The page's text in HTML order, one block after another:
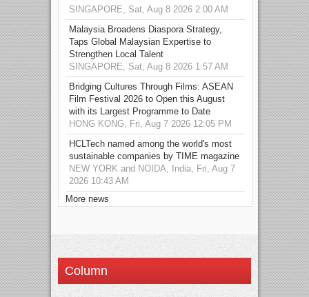
SINGAPORE, Sat, Aug 8 2026 2:00 AM
Malaysia Broadens Diaspora Strategy,
Taps Global Malaysian Expertise to
Strengthen Local Talent
SINGAPORE, Sat, Aug 8 2026 1:57 AM
Bridging Cultures Through Films: ASEAN
Film Festival 2026 to Open this August
with its Largest Programme to Date
HONG KONG, Fri, Aug 7 2026 12:05 PM
HCLTech named among the world's most
sustainable companies by TIME magazine
NEW YORK and NOIDA, India, Fri, Aug 7
2026 10:43 AM
More news
Column